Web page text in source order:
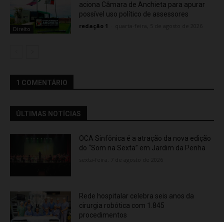
Direito
aciona Câmara de Anchieta para apurar
possível uso político de assessores
redação 1
1 COMENTÁRIO
ÚLTIMAS NOTÍCIAS
OCA Sinfônica é a atração da nova edição
do “Som na Sexta” em Jardim da Penha
Rede hospitalar celebra seis anos da
cirurgia robótica com 1.845
procedimentos